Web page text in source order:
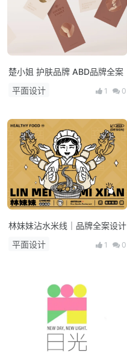
楚小姐 护肤品牌 ABD品牌全案
平面设计
1 0
林妹妹沾水米线｜品牌全案设计
平面设计
1 0